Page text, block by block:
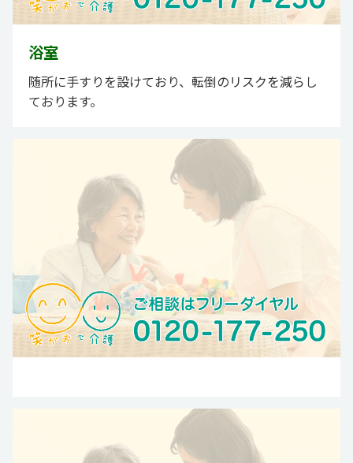
浴室
随所に手すりを設けており、転倒のリスクを減らし
ております。